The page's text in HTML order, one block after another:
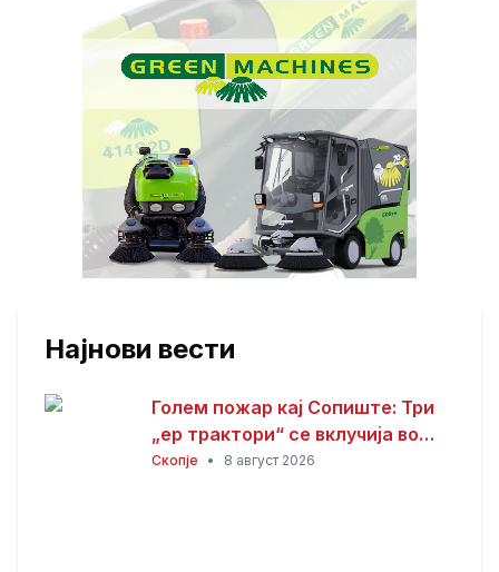
Најнови вести
Голем пожар кај Сопиште: Три
„ер трактори“ се вклучија во
гаснењето, гори
Скопје • 8 август 2026